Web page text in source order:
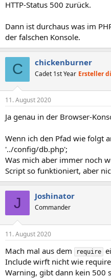
HTTP-Status 500 zurück.
Dann ist durchaus was im
der falschen Konsole.
C chickenburner
Cadet 1st Year Ersteller
11. August 2020
Ja genau in der Browser-
Wenn ich den Pfad wie folgt
'../config/db.php';
Was mich aber immer noch
Script so funktioniert, aber
J Joshinator
Commander
11. August 2020
Mach mal aus dem require
Include wirft nicht wie
Warning, gibt dann kein 500